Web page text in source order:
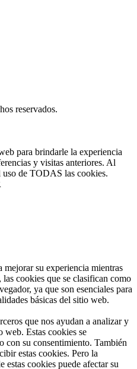
reservados.
para brindarle la experiencia
y visitas anteriores. Al
de TODAS las cookies.
su experiencia mientras
cookies que se clasifican como
ya que son esenciales para
básicas del sitio web.
que nos ayudan a analizar y
web. Estas cookies se
con su consentimiento. También
estas cookies. Pero la
estas cookies puede afectar su